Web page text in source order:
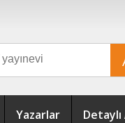
Yazarlar